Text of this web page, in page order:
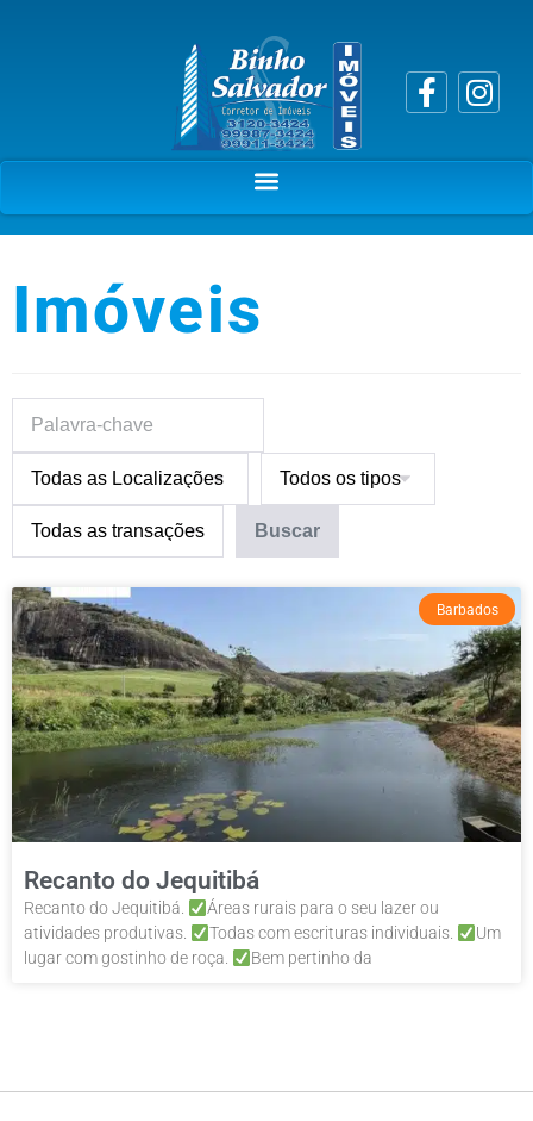
Imóveis
Barbados
Recanto do Jequitibá
Recanto do Jequitibá.
Áreas rurais para o seu lazer ou
atividades produtivas.
Todas com escrituras individuais.
Um
lugar com gostinho de roça.
Bem pertinho da